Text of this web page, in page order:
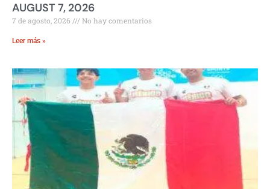
AUGUST 7, 2026
7 de agosto, 2026 No hay comentarios
Leer más »